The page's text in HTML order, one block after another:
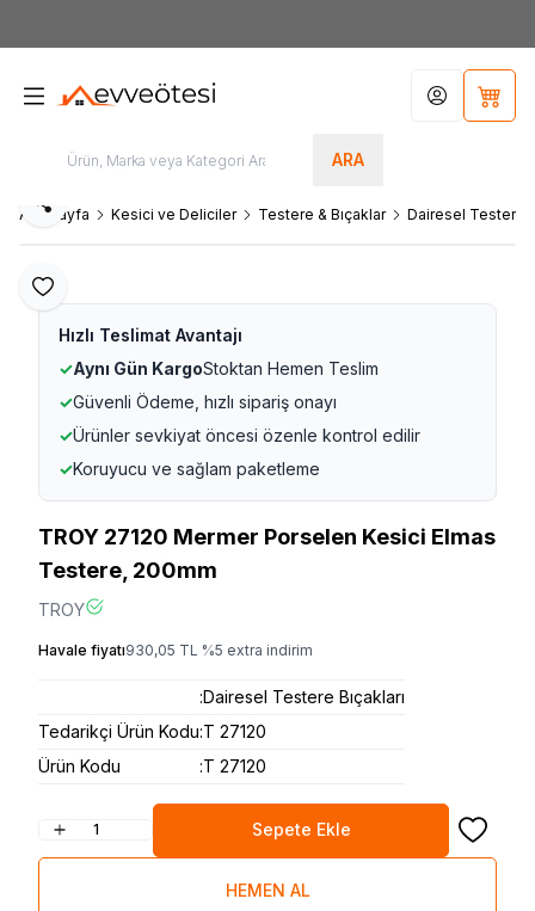
ARA
Hesabım
Ana Sayfa Kesici ve Deliciler Testere & Bıçaklar Dairesel Testere
Favoriye Ekle
Paylaş
Hızlı Teslimat Avantajı
✓Aynı Gün KargoStoktan Hemen Teslim
✓Güvenli Ödeme, hızlı sipariş onayı
✓Ürünler sevkiyat öncesi özenle kontrol edilir
✓Koruyucu ve sağlam paketleme
TROY 27120 Mermer Porselen Kesici Elmas
Testere, 200mm
TROY
Havale fiyatı930,05 TL %5 extra indirim
:Dairesel Testere Bıçakları
Tedarikçi Ürün Kodu:T 27120
Ürün Kodu
:T 27120
Sepete Ekle Favoriye
HEMEN AL